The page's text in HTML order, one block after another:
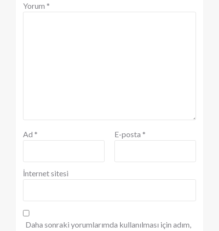
Yorum *
Ad * E-posta *
İnternet sitesi
Daha sonraki yorumlarımda kullanılması için adım,